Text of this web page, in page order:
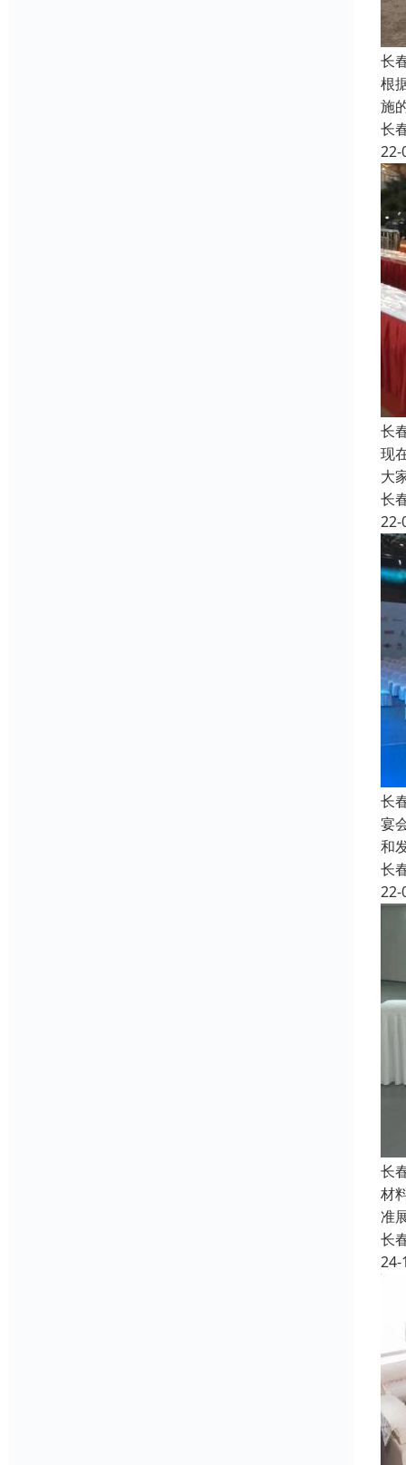
长
根
施
长
22-
长
现
大
长
22-
长
宴
和
长
22-
长
材
准
长
24-